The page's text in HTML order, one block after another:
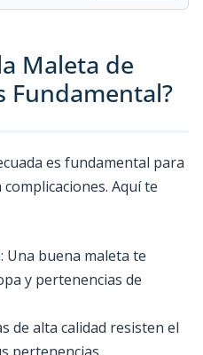
Maleta de
Fundamental?
es fundamental para
Aquí te
: Una buena maleta te
y pertenencias de
de alta calidad resisten el